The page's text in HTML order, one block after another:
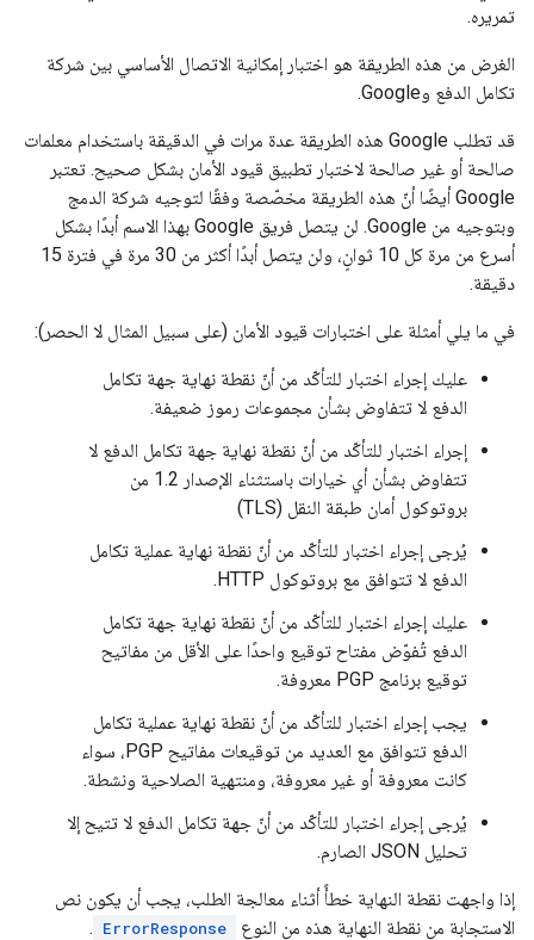
تمريره.
الغرض من هذه الطريقة هو اختبار إمكانية الاتصال الأساسي بين شركة
تكامل الدفع وGoogle.
قد تطلب Google هذه الطريقة عدة مرات في الدقيقة باستخدام معلمات
صالحة أو غير صالحة لاختبار تطبيق قيود الأمان بشكل صحيح. تعتبر
Google أيضًا أنّ هذه الطريقة مخصّصة وفقًا لتوجيه شركة الدمج
وبتوجيه من Google. لن يتصل فريق Google بهذا الاسم أبدًا بشكل
أسرع من مرة كل 10 ثوانٍ، ولن يتصل أبدًا أكثر من 30 مرة في فترة 15
دقيقة.
في ما يلي أمثلة على اختبارات قيود الأمان (على سبيل المثال لا الحصر):
عليك إجراء اختبار للتأكّد من أنّ نقطة نهاية جهة تكامل
الدفع لا تتفاوض بشأن مجموعات رموز ضعيفة.
إجراء اختبار للتأكّد من أنّ نقطة نهاية جهة تكامل الدفع لا
تتفاوض بشأن أي خيارات باستثناء الإصدار 1.2 من
بروتوكول أمان طبقة النقل (TLS)
يُرجى إجراء اختبار للتأكّد من أنّ نقطة نهاية عملية تكامل
الدفع لا تتوافق مع بروتوكول HTTP.
عليك إجراء اختبار للتأكّد من أنّ نقطة نهاية جهة تكامل
الدفع تُفوّض مفتاح توقيع واحدًا على الأقل من مفاتيح
توقيع برنامج PGP معروفة.
يجب إجراء اختبار للتأكّد من أنّ نقطة نهاية عملية تكامل
الدفع تتوافق مع العديد من توقيعات مفاتيح PGP، سواء
كانت معروفة أو غير معروفة، ومنتهية الصلاحية ونشطة.
يُرجى إجراء اختبار للتأكّد من أنّ جهة تكامل الدفع لا تتيح إلا
تحليل JSON الصارم.
إذا واجهت نقطة النهاية خطأً أثناء معالجة الطلب، يجب أن يكون نص
الاستجابة من نقطة النهاية هذه من النوع
ErrorResponse
.